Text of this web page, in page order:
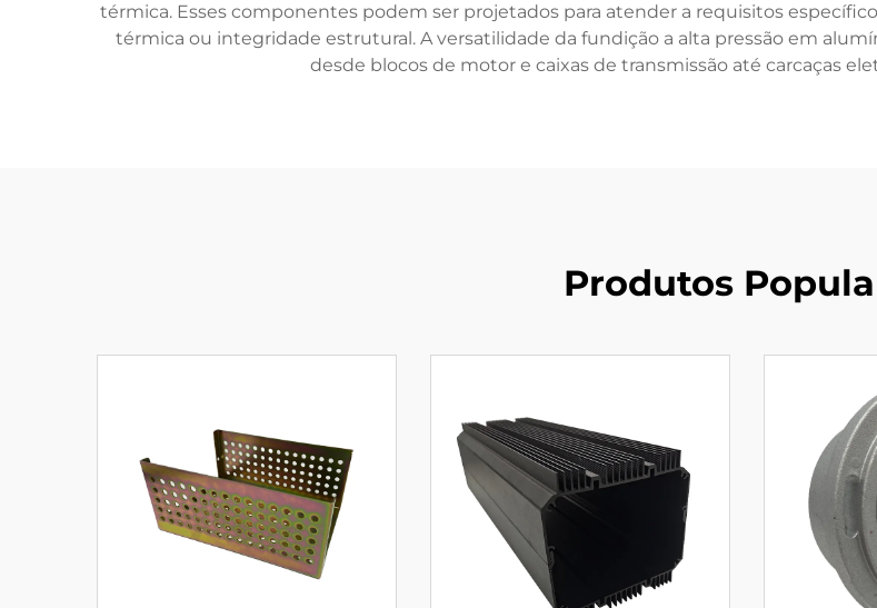
térmica. Esses componentes podem ser projetados para atender a requisitos
térmica ou integridade estrutural. A versatilidade da fundição a alta pressão em
desde blocos de motor e caixas de transmissão até carcaças
Produtos